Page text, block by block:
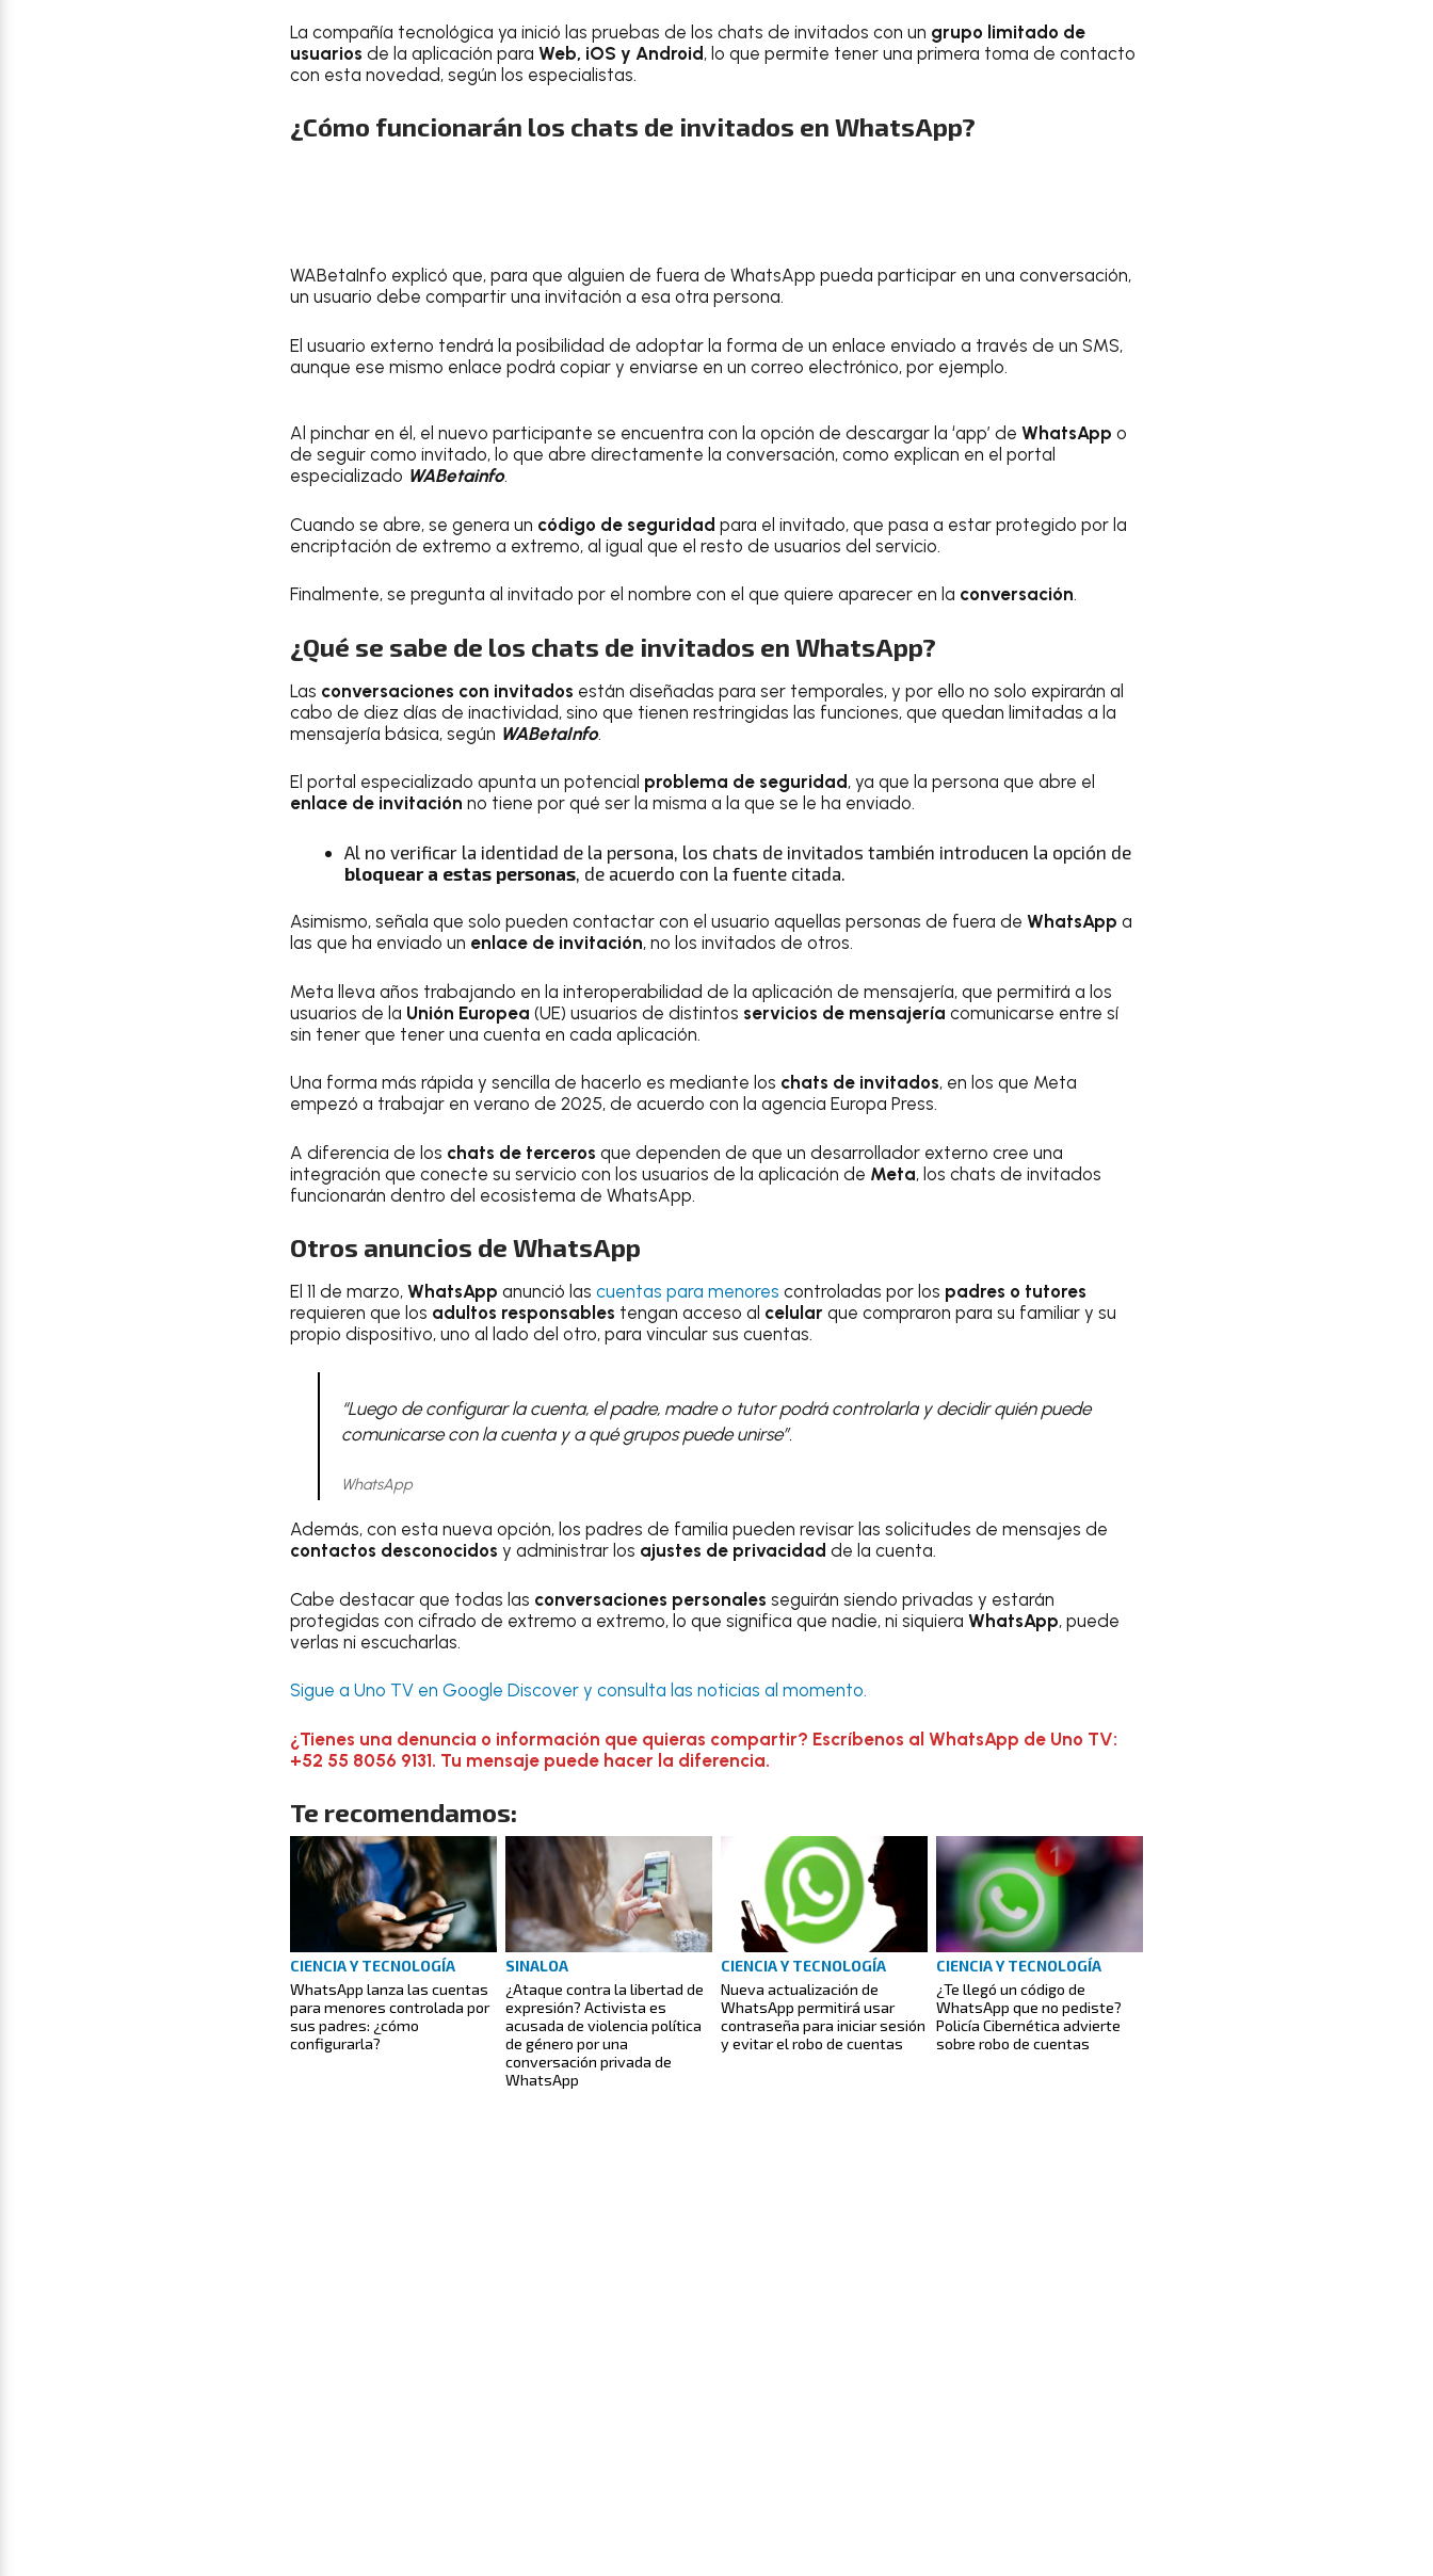
La compañía tecnológica ya inició las pruebas de los chats de invitados con un grupo limitado de
usuarios de la aplicación para Web, iOS y Android, lo que permite tener una primera toma de contacto
con esta novedad, según los especialistas.
¿Cómo funcionarán los chats de invitados en WhatsApp?
WABetaInfo explicó que, para que alguien de fuera de WhatsApp pueda participar en una conversación,
un usuario debe compartir una invitación a esa otra persona.
El usuario externo tendrá la posibilidad de adoptar la forma de un enlace enviado a través de un SMS,
aunque ese mismo enlace podrá copiar y enviarse en un correo electrónico, por ejemplo.
Al pinchar en él, el nuevo participante se encuentra con la opción de descargar la ‘app’ de WhatsApp o
de seguir como invitado, lo que abre directamente la conversación, como explican en el portal
especializado WABetainfo.
Cuando se abre, se genera un código de seguridad para el invitado, que pasa a estar protegido por la
encriptación de extremo a extremo, al igual que el resto de usuarios del servicio.
Finalmente, se pregunta al invitado por el nombre con el que quiere aparecer en la conversación.
¿Qué se sabe de los chats de invitados en WhatsApp?
Las conversaciones con invitados están diseñadas para ser temporales, y por ello no solo expirarán al
cabo de diez días de inactividad, sino que tienen restringidas las funciones, que quedan limitadas a la
mensajería básica, según WABetaInfo.
El portal especializado apunta un potencial problema de seguridad , ya que la persona que abre el
enlace de invitación no tiene por qué ser la misma a la que se le ha enviado.
Al no verificar la identidad de la persona, los chats de invitados también introducen la opción de
bloquear a estas personas , de acuerdo con la fuente citada.
Asimismo, señala que solo pueden contactar con el usuario aquellas personas de fuera de WhatsApp a
las que ha enviado un enlace de invitación, no los invitados de otros.
Meta lleva años trabajando en la interoperabilidad de la aplicación de mensajería, que permitirá a los
usuarios de la Unión Europea (UE) usuarios de distintos servicios de mensajería comunicarse entre sí
sin tener que tener una cuenta en cada aplicación.
Una forma más rápida y sencilla de hacerlo es mediante los chats de invitados, en los que Meta
empezó a trabajar en verano de 2025, de acuerdo con la agencia Europa Press.
A diferencia de los chats de terceros que dependen de que un desarrollador externo cree una
integración que conecte su servicio con los usuarios de la aplicación de Meta, los chats de invitados
funcionarán dentro del ecosistema de WhatsApp.
Otros anuncios de WhatsApp
El 11 de marzo, WhatsApp anunció las cuentas para menores controladas por los padres o tutores
requieren que los adultos responsables tengan acceso al celular que compraron para su familiar y su
propio dispositivo, uno al lado del otro, para vincular sus cuentas.
“Luego de configurar la cuenta, el padre, madre o tutor podrá controlarla y decidir quién puede
comunicarse con la cuenta y a qué grupos puede unirse”.
WhatsApp
Además, con esta nueva opción, los padres de familia pueden revisar las solicitudes de mensajes de
contactos desconocidos y administrar los ajustes de privacidad de la cuenta.
Cabe destacar que todas las conversaciones personales seguirán siendo privadas y estarán
protegidas con cifrado de extremo a extremo, lo que significa que nadie, ni siquiera WhatsApp, puede
verlas ni escucharlas.
Sigue a Uno TV en Google Discover y consulta las noticias al momento.
¿Tienes una denuncia o información que quieras compartir? Escríbenos al WhatsApp de Uno TV:
+52 55 8056 9131. Tu mensaje puede hacer la diferencia.
Te recomendamos:
CIENCIA Y TECNOLOGÍA
WhatsApp lanza las cuentas
para menores controlada por
sus padres: ¿cómo
configurarla?
SINALOA
¿Ataque contra la libertad de
expresión? Activista es
acusada de violencia política
de género por una
conversación privada de
WhatsApp
CIENCIA Y TECNOLOGÍA
Nueva actualización de
WhatsApp permitirá usar
contraseña para iniciar sesión
y evitar el robo de cuentas
CIENCIA Y TECNOLOGÍA
¿Te llegó un código de
WhatsApp que no pediste?
Policía Cibernética advierte
sobre robo de cuentas